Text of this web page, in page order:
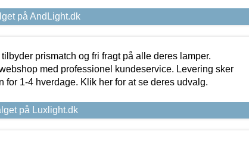
på AndLight.dk
prismatch og fri fragt på alle deres lamper.
med professionel kundeservice. Levering sker
for 1-4 hverdage. Klik her for at se deres udvalg.
på Luxlight.dk